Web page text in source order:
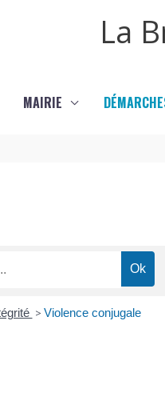
La
MAIRIE
> Violence conjugale